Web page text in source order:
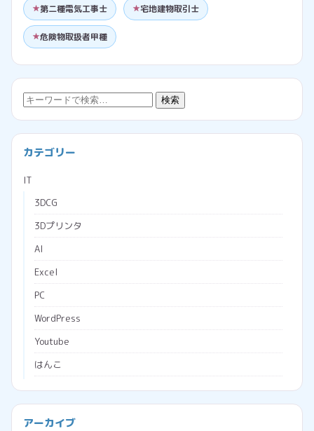
第二種電気工事士 宅地建物取引士
危険物取扱者甲種
検
索:
検索
カテゴリー
IT
3DCG
3Dプリンタ
AI
Excel
PC
WordPress
Youtube
はんこ
会社経営
アーカイブ